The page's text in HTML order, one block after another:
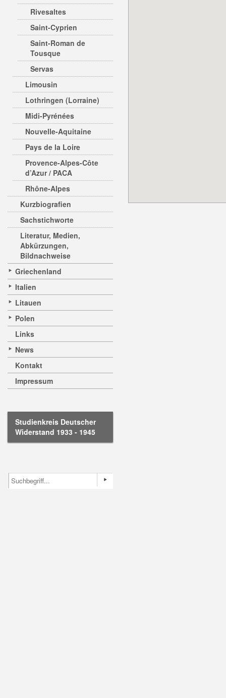
Rivesaltes
Saint-Cyprien
Saint-Roman de
Tousque
Servas
Limousin
Lothringen (Lorraine)
Midi-Pyrénées
Nouvelle-Aquitaine
Pays de la Loire
Provence-Alpes-Côte
d’Azur / PACA
Rhône-Alpes
Kurzbiografien
Sachstichworte
Literatur, Medien,
Abkürzungen,
Bildnachweise
Griechenland
Italien
Litauen
Polen
Links
News
Kontakt
Impressum
Studienkreis Deutscher
Widerstand 1933 - 1945